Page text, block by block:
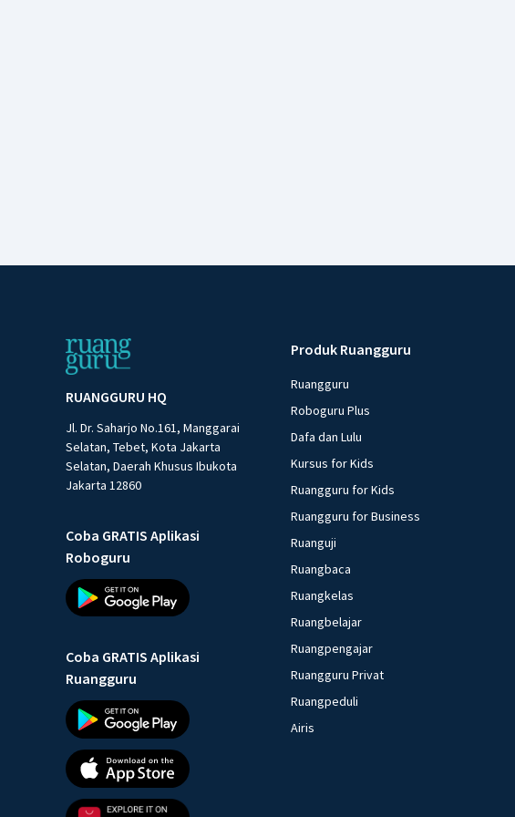
RUANGGURU HQ
Jl. Dr. Saharjo No.161, Manggarai
Selatan, Tebet, Kota Jakarta
Selatan, Daerah Khusus Ibukota
Jakarta 12860
Coba GRATIS Aplikasi
Roboguru
Coba GRATIS Aplikasi
Ruangguru
Produk Ruangguru
Ruangguru
Roboguru Plus
Dafa dan Lulu
Kursus for Kids
Ruangguru for Kids
Ruangguru for Business
Ruanguji
Ruangbaca
Ruangkelas
Ruangbelajar
Ruangpengajar
Ruangguru Privat
Ruangpeduli
Airis